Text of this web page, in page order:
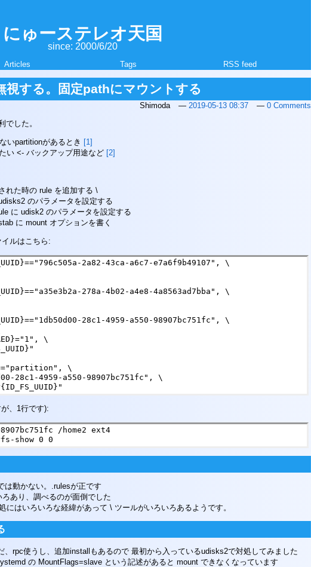
にゅーステレオ天国
since: 2000/6/20
Articles Tags RSS feed
視する。固定pathにマウントする
Shimoda 2019-05-13 08:37 0 Comments
でした。
いpartitionがあるとき [1]
い <- バックアップ用途など [2]
れた時の rule を追加する \
のパラメータを設定する
に udisk2 のパラメータを設定する
に mount オプションを書く
ルはこちら:
2a82-43ca-a6c7-e7a6f9b49107", \
278a-4b02-a4e8-4a8563ad7bba", \
28c1-4959-a550-98907bc751fc", \
\
\
28c1-4959-a550-98907bc751fc", \
、1行です):
/home2 ext4
show 0 0
は動かない。.rulesが正です
あり、調べるのが面倒でした
にはいろいろな経緯があって \ ツールがいろいろあるようです。
、rpc使うし、追加installもあるので 最初から入っているudisks2で対処してみました
の MountFlags=slave という記述があると mount できなくなっています